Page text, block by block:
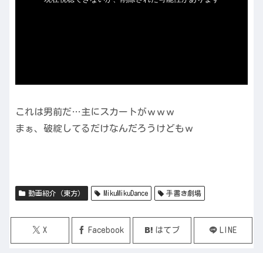
これは男前だ…主にスカートがｗｗｗ
まぁ、破綻してるだけなんだろうけどもｗ
動画紹介（東方） MikuMikuDance 手書き劇場
X Facebook はてブ LINE